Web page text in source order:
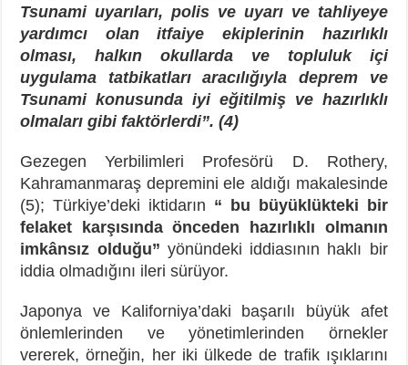
Tsunami uyarıları, polis ve uyarı ve tahliyeye
yardımcı olan itfaiye ekiplerinin hazırlıklı
olması, halkın okullarda ve topluluk içi
uygulama tatbikatları aracılığıyla deprem ve
Tsunami konusunda iyi eğitilmiş ve hazırlıklı
olmaları gibi faktörlerdi”. (4)
Gezegen Yerbilimleri Profesörü D. Rothery,
Kahramanmaraş depremini ele aldığı makalesinde
(5); Türkiye’deki iktidarın “ bu büyüklükteki bir
felaket karşısında önceden hazırlıklı olmanın
imkânsız olduğu” yönündeki iddiasının haklı bir
iddia olmadığını ileri sürüyor.
Japonya ve Kaliforniya’daki başarılı büyük afet
önlemlerinden ve yönetimlerinden örnekler
vererek, örneğin, her iki ülkede de trafik ışıklarını